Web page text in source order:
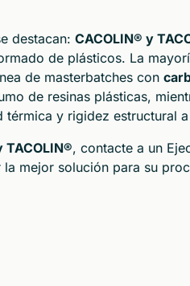
destacan: CACOLIN® y
de plásticos. La
de masterbatches con
de resinas plásticas,
térmica y rigidez estructural
TACOLIN®, contacte a un
mejor solución para su